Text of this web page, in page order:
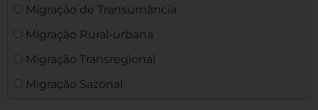
Migração de Transumância
Migração Rural-urbana
Migração Transregional
Migração Sazonal